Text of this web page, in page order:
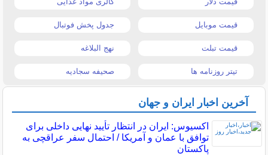
قیمت موبایل جدول پخش فوتبال
قیمت تبلت نهج البلاغه
تیتر روزنامه ها صحیفه سجادیه
آخرین اخبار ایران و جهان
اکسیوس: ایران در انتظار تأیید نهایی داخلی برای
توافق با عمان و آمریکا / احتمال سفر عراقچی به
پاکستان